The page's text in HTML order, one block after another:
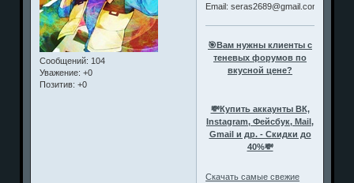
Сообщений: 104
Уважение: +0
Позитив: +0
Email: seras2689@gmail.com
🎯Вам нужны клиенты с
теневых форумов по
вкусной цене?
💸Купить аккаунты ВК,
Instagram, Фейсбук, Mail,
Gmail и др. - Скидки до
40%💸
Скачать самые свежие